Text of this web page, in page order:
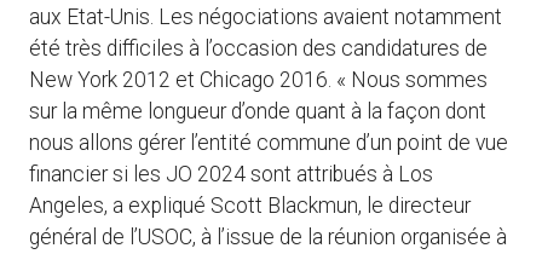
aux Etat-Unis. Les négociations avaient notamment
été très difficiles à l’occasion des candidatures de
New York 2012 et Chicago 2016. « Nous sommes
sur la même longueur d’onde quant à la façon dont
nous allons gérer l’entité commune d’un point de vue
financier si les JO 2024 sont attribués à Los
Angeles, a expliqué Scott Blackmun, le directeur
général de l’USOC, à l’issue de la réunion organisée à